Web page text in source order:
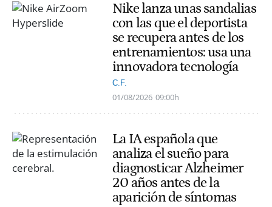
Nike lanza unas sandalias
con las que el deportista
se recupera antes de los
entrenamientos: usa una
innovadora tecnología
C.F.
01/08/2026 09:00h
La IA española que
analiza el sueño para
diagnosticar Alzheimer
20 años antes de la
aparición de síntomas